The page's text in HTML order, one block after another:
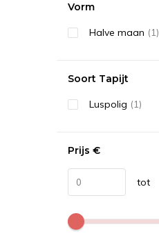
Vorm
Halve maan (1)
Soort Tapijt
Luspolig (1)
Prijs €
tot